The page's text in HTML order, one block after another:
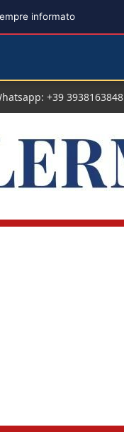
+39 3938163848
informato